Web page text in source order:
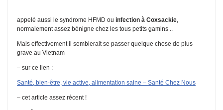
appelé aussi le syndrome HFMD ou infection à Coxsackie
normalement assez bénigne chez les tous petits gamins ..
Mais effectivement il semblerait se passer quelque chose de plus
grave au Vietnam
– sur ce lien :
Santé, bien-être, vie active, alimentation saine – Santé Chez Nous
– cet article assez récent !